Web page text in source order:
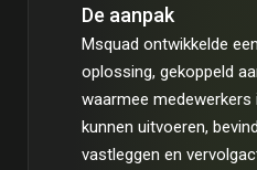
De aanpak
Msquad ontwikkelde
oplossing, gekoppeld
waarmee
kunnen uitvoeren,
vastleggen en